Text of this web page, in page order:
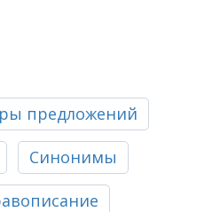
предложений
Синонимы